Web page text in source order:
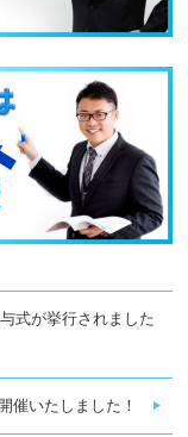
式が挙行されました
催いたしました！